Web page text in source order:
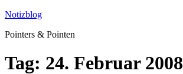
Zum
springen
Notizblog
Pointers & Pointen
Tag: 24. Februar 2008